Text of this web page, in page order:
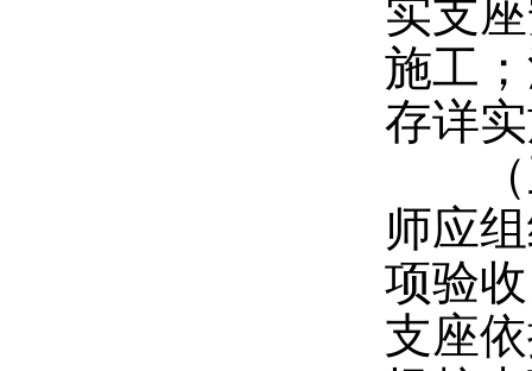
实支
施工
存详
（三
师应
项验
支座